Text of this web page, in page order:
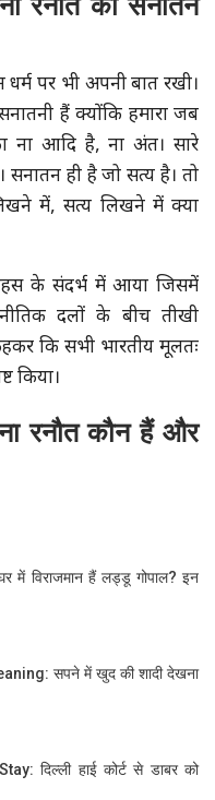
पर भी अपनी बात रखी।
हैं क्योंकि हमारा जब
आदि है, ना अंत। सारे
सनातन ही है जो सत्य है। तो
में, सत्य लिखने में क्या
के संदर्भ में आया जिसमें
दलों के बीच तीखी
कि सभी भारतीय मूलतः
किया।
रनौत कौन हैं और
विराजमान हैं लड्डू गोपाल? इन
सपने में खुद की शादी देखना
दिल्ली हाई कोर्ट से डाबर को